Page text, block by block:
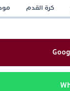
كرة القدم